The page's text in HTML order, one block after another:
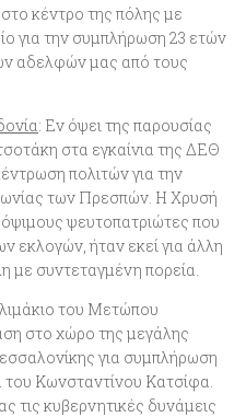
κέντρο της πόλης με
για την συμπλήρωση 23 ετών
αδελφών μας από τους
: Εν όψει της παρουσίας
στα εγκαίνια της ΔΕΘ
πολιτών για την
των Πρεσπών. Η Χρυσή
ψευτοπατριώτες που
εκλογών, ήταν εκεί για άλλη
με συντεταγμένη πορεία.
του Μετώπου
στο χώρο της μεγάλης
για συμπλήρωση
Κωνσταντίνου Κατσίφα.
τις κυβερνητικές δυνάμεις